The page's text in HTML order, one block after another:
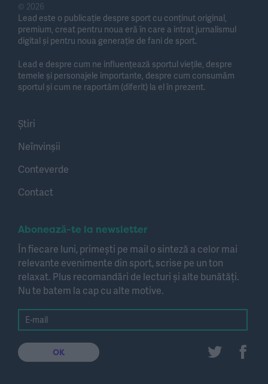
© 2026
Lead este o publicație despre sport cu conținut original,
premium, creat pentru noua eră în care a intrat jurnalismul
digital și pentru noua generație de fani de sport.
Lead e despre cum ne influențează sportul viețile, despre
temele și personajele importante, despre cum consumăm
sportul și cum ne raportăm (diferit) la el în prezent.
Știri
Neînvinșii
Conteverde
Contact
Abonează-te la newsletter
În fiecare luni, primești pe mail o sinteză a celor mai
relevante evenimente din sport, scrise pe un ton
relaxat. Plus recomandări de lecturi și alte bunătăți.
Nu te batem la cap cu alte motive.